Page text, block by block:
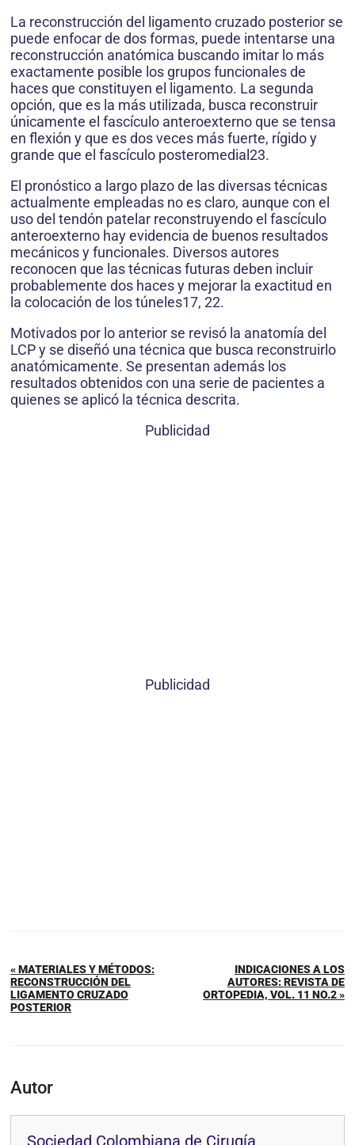
La reconstrucción del ligamento cruzado posterior se
puede enfocar de dos formas, puede intentarse una
reconstrucción anatómica buscando imitar lo más
exactamente posible los grupos funcionales de
haces que constituyen el ligamento. La segunda
opción, que es la más utilizada, busca reconstruir
únicamente el fascículo anteroexterno que se tensa
en flexión y que es dos veces más fuerte, rígido y
grande que el fascículo posteromedial23.
El pronóstico a largo plazo de las diversas técnicas
actualmente empleadas no es claro, aunque con el
uso del tendón patelar reconstruyendo el fascículo
anteroexterno hay evidencia de buenos resultados
mecánicos y funcionales. Diversos autores
reconocen que las técnicas futuras deben incluir
probablemente dos haces y mejorar la exactitud en
la colocación de los túneles17, 22.
Motivados por lo anterior se revisó la anatomía del
LCP y se diseñó una técnica que busca reconstruirlo
anatómicamente. Se presentan además los
resultados obtenidos con una serie de pacientes a
quienes se aplicó la técnica descrita.
Publicidad
Publicidad
« MATERIALES Y MÉTODOS:
RECONSTRUCCIÓN DEL
LIGAMENTO CRUZADO
POSTERIOR
INDICACIONES A LOS
AUTORES: REVISTA DE
ORTOPEDIA, VOL. 11 NO.2 »
Autor
Sociedad Colombiana de Cirugía